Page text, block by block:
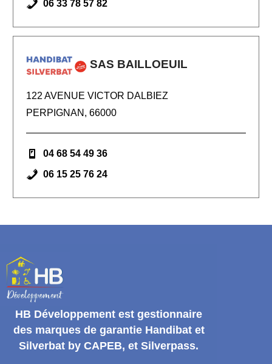
06 33 78 57 82
SAS BAILLOEUIL
122 AVENUE VICTOR DALBIEZ
PERPIGNAN, 66000
04 68 54 49 36
06 15 25 76 24
HB Développement est gestionnaire
des marques de garantie Handibat et
Silverbat by CAPEB, et Silverpass.